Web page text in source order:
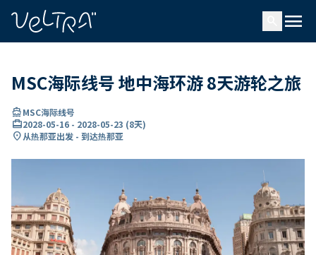
menu
MSC海际线号 地中海环游 8天游轮之旅
directions_boatMSC海际线号
card_travel2028-05-16 - 2028-05-23 (8天)
location_on从热那亚出发 - 到达热那亚